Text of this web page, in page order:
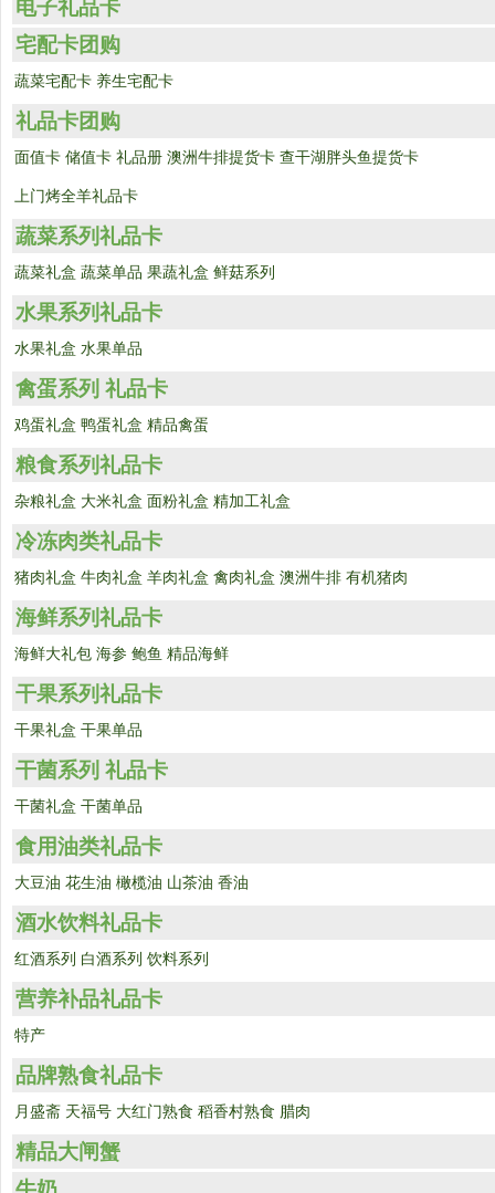
电子礼品卡
宅配卡团购
蔬菜宅配卡 养生宅配卡
礼品卡团购
面值卡 储值卡 礼品册 澳洲牛排提货卡 查干湖胖头鱼提货卡
上门烤全羊礼品卡
蔬菜系列礼品卡
蔬菜礼盒 蔬菜单品 果蔬礼盒 鲜菇系列
水果系列礼品卡
水果礼盒 水果单品
禽蛋系列 礼品卡
鸡蛋礼盒 鸭蛋礼盒 精品禽蛋
粮食系列礼品卡
杂粮礼盒 大米礼盒 面粉礼盒 精加工礼盒
冷冻肉类礼品卡
猪肉礼盒 牛肉礼盒 羊肉礼盒 禽肉礼盒 澳洲牛排 有机猪肉
海鲜系列礼品卡
海鲜大礼包 海参 鲍鱼 精品海鲜
干果系列礼品卡
干果礼盒 干果单品
干菌系列 礼品卡
干菌礼盒 干菌单品
食用油类礼品卡
大豆油 花生油 橄榄油 山茶油 香油
酒水饮料礼品卡
红酒系列 白酒系列 饮料系列
营养补品礼品卡
特产
品牌熟食礼品卡
月盛斋 天福号 大红门熟食 稻香村熟食 腊肉
精品大闸蟹